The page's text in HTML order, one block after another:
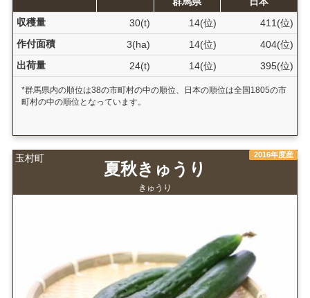
収穫量
30(t) 14(位)
411(位)
作付面積
3(ha) 14(位)
404(位)
出荷量
24(t) 14(位) 395(位)
*群馬県内の順位は38の市町村の中の順位、日本の順位は全国1805の市
町村の中の順位となっています。
玉村町 2016年度産
夏秋きゅうり
きゅうり